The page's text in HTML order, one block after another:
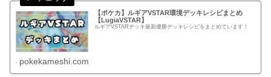
【ポケカ】ルギアVSTAR環境デッキレシピまとめ
【LugiaVSTAR】
ルギアVSTARデッキ最新優勝デッキレシピをまとめています！
pokekameshi.com